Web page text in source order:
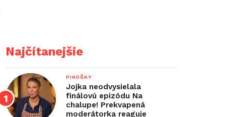
Najčítanejšie
PIKOŠKY
Jojka neodvysielala
finálovú epizódu Na
chalupe! Prekvapená
moderátorka reaguje